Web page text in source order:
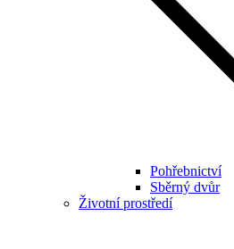
Pohřebnictví
Sběrný dvůr
Životní prostředí